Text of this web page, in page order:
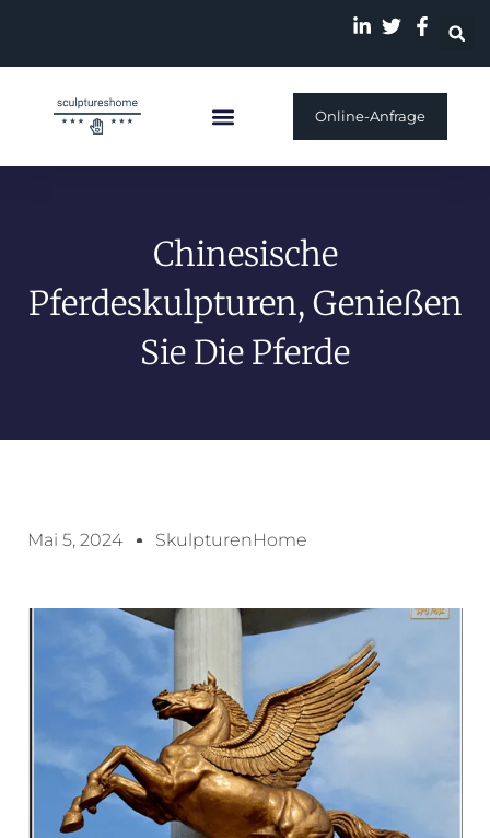
Online-Anfrage
Chinesische
Pferdeskulpturen, Genießen
Sie Die Pferde
Mai 5, 2024 SkulpturenHome